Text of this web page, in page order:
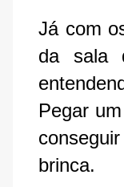
Já com
da sala
Pegar
brinca.